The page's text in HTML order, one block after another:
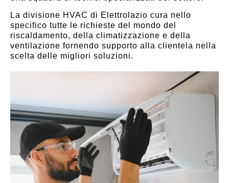
La divisione HVAC di Elettrolazio cura nello
specifico tutte le richieste del mondo del
riscaldamento, della climatizzazione e della
ventilazione fornendo supporto alla clientela nella
scelta delle migliori soluzioni.